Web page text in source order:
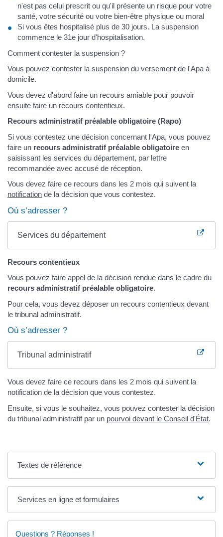
n'est pas celui prescrit ou qu'il présente un risque pour votre
santé, votre sécurité ou votre bien-être physique ou moral
Si vous êtes hospitalisé plus de 30 jours. La suspension
commence le 31e jour d'hospitalisation.
Comment contester la suspension ?
Vous pouvez contester la suspension du versement de l'Apa à
domicile.
Vous devez d'abord faire un recours amiable pour pouvoir
ensuite faire un recours contentieux.
Recours administratif préalable obligatoire (Rapo)
Si vous contestez une décision concernant l'Apa, vous pouvez
faire un recours administratif préalable obligatoire en
saisissant les services du département, par lettre
recommandée avec accusé de réception.
Vous devez faire ce recours dans les 2 mois qui suivent la
notification de la décision que vous contestez.
Où s’adresser ?
Services du département
Recours contentieux
Vous pouvez faire appel de la décision rendue dans le cadre du
recours administratif préalable obligatoire.
Pour cela, vous devez déposer un recours contentieux devant
le tribunal administratif.
Où s’adresser ?
Tribunal administratif
Vous devez faire ce recours dans les 2 mois qui suivent la
notification de la décision que vous contestez.
Ensuite, si vous le souhaitez, vous pouvez contester la décision
du tribunal administratif par un pourvoi devant le Conseil d'État.
Textes de référence
Services en ligne et formulaires
Questions ? Réponses !